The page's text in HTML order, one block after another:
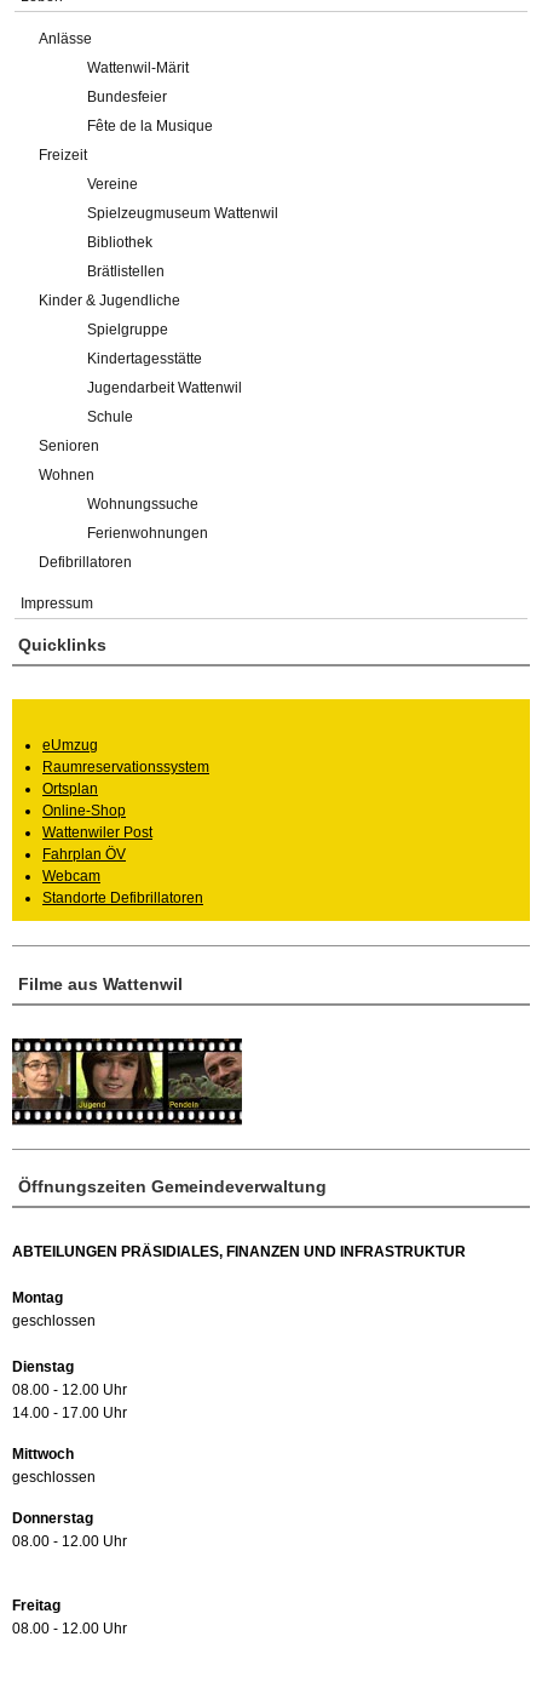
Anlässe
Wattenwil-Märit
Bundesfeier
Fête de la Musique
Freizeit
Vereine
Spielzeugmuseum Wattenwil
Bibliothek
Brätlistellen
Kinder & Jugendliche
Spielgruppe
Kindertagesstätte
Jugendarbeit Wattenwil
Schule
Senioren
Wohnen
Wohnungssuche
Ferienwohnungen
Defibrillatoren
Impressum
Öffnungszeiten Gemeindeverwaltung
ABTEILUNGEN PRÄSIDIALES, FINANZEN UND INFRASTRUKTUR
Montag
geschlossen
Dienstag
08.00 - 12.00 Uhr
14.00 - 17.00 Uhr
Mittwoch
geschlossen
Donnerstag
08.00 - 12.00 Uhr
Freitag
08.00 - 12.00 Uhr
Filme aus Wattenwil
Quicklinks
eUmzug
Raumreservationssystem
Ortsplan
Online-Shop
Wattenwiler Post
Fahrplan ÖV
Webcam
Standorte Defibrillatoren